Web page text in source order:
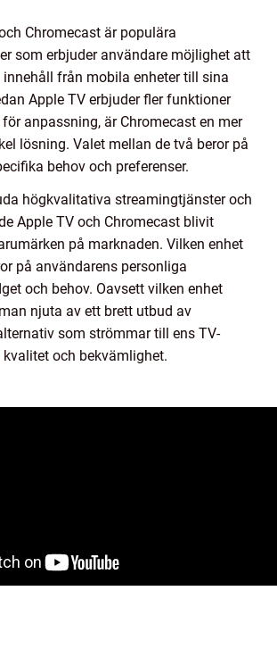
Chromecast är populära
som erbjuder användare möjlighet att
från mobila enheter till sina
Apple TV erbjuder fler funktioner
anpassning, är Chromecast en mer
lösning. Valet mellan de två beror på
behov och preferenser.
högkvalitativa streamingtjänster och
Apple TV och Chromecast blivit
på marknaden. Vilken enhet
på användarens personliga
och behov. Oavsett vilken enhet
njuta av ett brett utbud av
som strömmar till ens TV-
och bekvämlighet.